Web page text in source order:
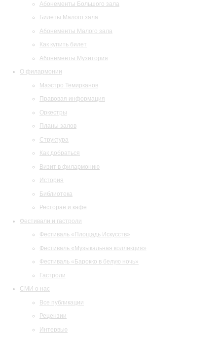
Абонементы Большого зала
Билеты Малого зала
Абонементы Малого зала
Как купить билет
Абонементы Музитория
О филармонии
Маэстро Темирканов
Правовая информация
Оркестры
Планы залов
Структура
Как добраться
Визит в филармонию
История
Библиотека
Ресторан и кафе
Фестивали и гастроли
Фестиваль «Площадь Искусств»
Фестиваль «Музыкальная коллекция»
Фестиваль «Барокко в белую ночь»
Гастроли
СМИ о нас
Все публикации
Рецензии
Интервью